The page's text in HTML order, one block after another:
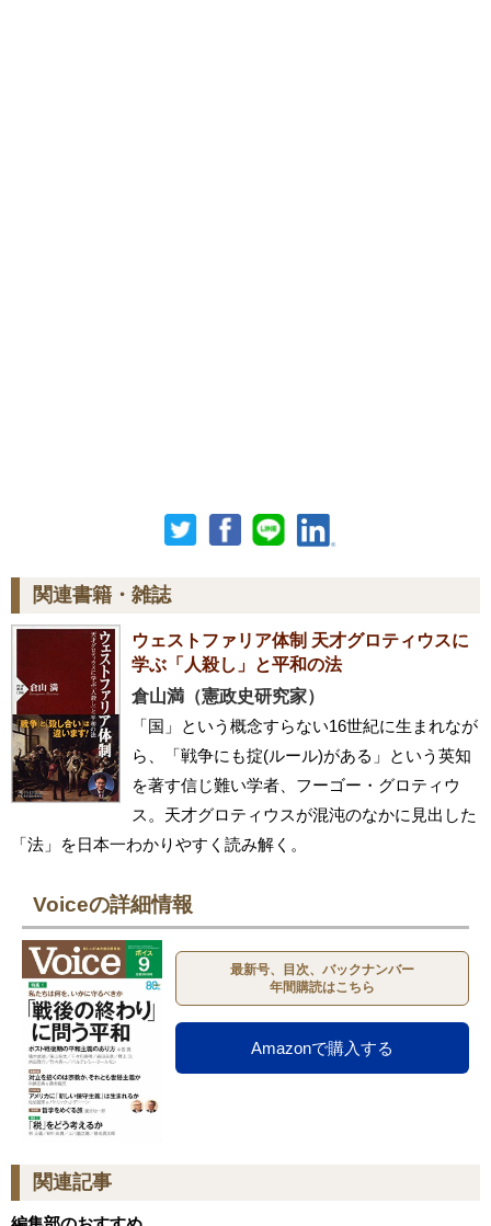
関連書籍・雑誌
ウェストファリア体制 天才グロティウスに
学ぶ「人殺し」と平和の法
倉山満（憲政史研究家）
「国」という概念すらない16世紀に生まれなが
ら、「戦争にも掟(ルール)がある」という英知
を著す信じ難い学者、フーゴー・グロティウ
ス。天才グロティウスが混沌のなかに見出した
「法」を日本一わかりやすく読み解く。
Voiceの詳細情報
最新号、目次、バックナンバー
年間購読はこちら
Amazonで購入する
関連記事